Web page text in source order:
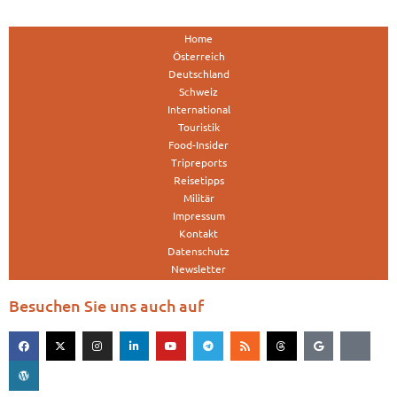
Home
Österreich
Deutschland
Schweiz
International
Touristik
Food-Insider
Tripreports
Reisetipps
Militär
Impressum
Kontakt
Datenschutz
Newsletter
Besuchen Sie uns auch auf